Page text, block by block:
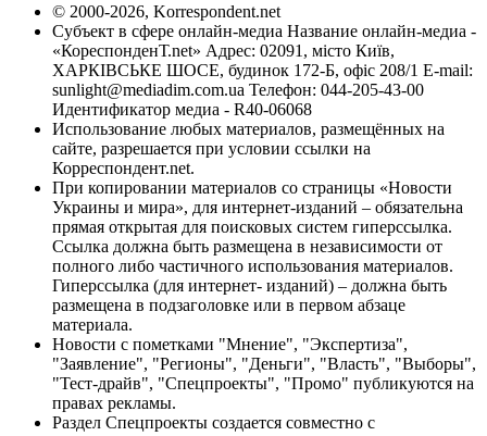
© 2000-2026, Korrespondent.net
Субъект в сфере онлайн-медиа Название онлайн-медиа -
«КореспонденТ.net» Адрес: 02091, місто Київ,
ХАРКІВСЬКЕ ШОСЕ, будинок 172-Б, офіс 208/1 E-mail:
sunlight@mediadim.com.ua Телефон: 044-205-43-00
Идентификатор медиа - R40-06068
Использование любых материалов, размещённых на
сайте, разрешается при условии ссылки на
Корреспондент.net.
При копировании материалов со страницы «Новости
Украины и мира», для интернет-изданий – обязательна
прямая открытая для поисковых систем гиперссылка.
Ссылка должна быть размещена в независимости от
полного либо частичного использования материалов.
Гиперссылка (для интернет- изданий) – должна быть
размещена в подзаголовке или в первом абзаце
материала.
Новости с пометками "Мнение", "Экспертиза",
"Заявление", "Регионы", "Деньги", "Власть", "Выборы",
"Тест-драйв", "Спецпроекты", "Промо" публикуются на
правах рекламы.
Раздел Спецпроекты создается совместно с